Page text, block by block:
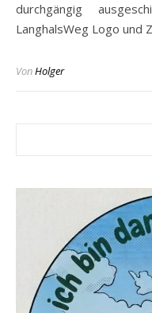
durchgängig
LanghalsWeg Logo und
VonHolger